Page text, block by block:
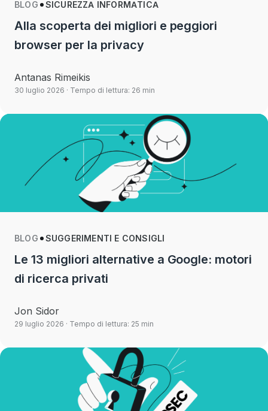
BLOG SICUREZZA INFORMATICA
Alla scoperta dei migliori e peggiori
browser per la privacy
Antanas Rimeikis
30 luglio 2026 · Tempo di lettura: 26 min
BLOG SUGGERIMENTI E CONSIGLI
Le 13 migliori alternative a Google: motori
di ricerca privati
Jon Sidor
29 luglio 2026 · Tempo di lettura: 25 min